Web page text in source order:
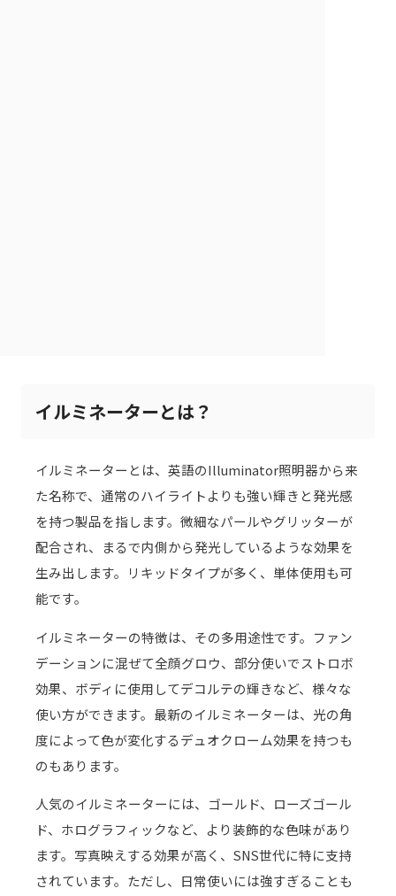
イルミネーターとは？
イルミネーターとは、英語のIlluminator照明器から来
た名称で、通常のハイライトよりも強い輝きと発光感
を持つ製品を指します。微細なパールやグリッターが
配合され、まるで内側から発光しているような効果を
生み出します。リキッドタイプが多く、単体使用も可
能です。
イルミネーターの特徴は、その多用途性です。ファン
デーションに混ぜて全顔グロウ、部分使いでストロボ
効果、ボディに使用してデコルテの輝きなど、様々な
使い方ができます。最新のイルミネーターは、光の角
度によって色が変化するデュオクローム効果を持つも
のもあります。
人気のイルミネーターには、ゴールド、ローズゴール
ド、ホログラフィックなど、より装飾的な色味があり
ます。写真映えする効果が高く、SNS世代に特に支持
されています。ただし、日常使いには強すぎることも